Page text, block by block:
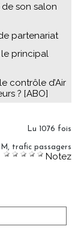
son salon
partenariat
le principal
contrôle d’Air
? [ABO]
Lu 1076 fois
trafic passagers
Notez